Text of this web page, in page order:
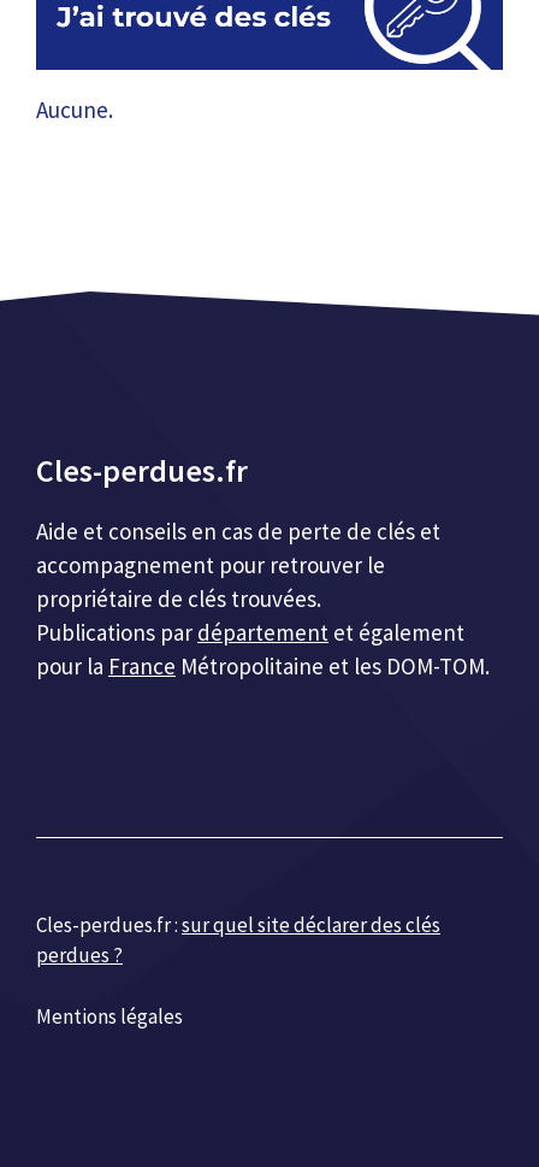
Aucune.
Cles-perdues.fr
Aide et conseils en cas de perte de clés et
accompagnement pour retrouver le
propriétaire de clés trouvées.
Publications par département et également
pour la France Métropolitaine et les DOM-TOM.
Cles-perdues.fr :sur quel site déclarer des clés
perdues ?
Mentions légales